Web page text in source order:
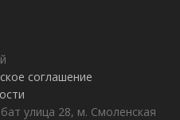
соглашение
улица 28, м. Смоленская